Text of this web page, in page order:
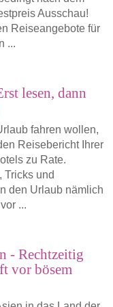
Ausschau!
Reiseangebote für
...
lesen, dann
fahren wollen,
Reisebericht Ihrer
zu Rate.
Tricks und
den Urlaub nämlich
...
- Rechtzeitig
vor bösem